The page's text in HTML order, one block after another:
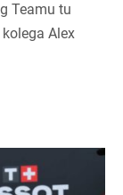
Teamu tu
Alex